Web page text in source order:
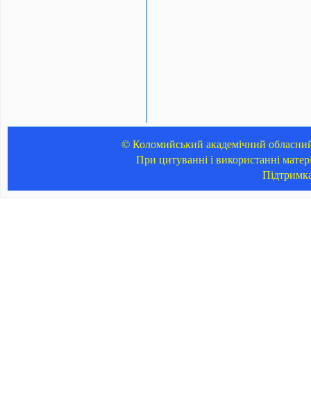
© Коломийський академічний
При цитуванні і використанні